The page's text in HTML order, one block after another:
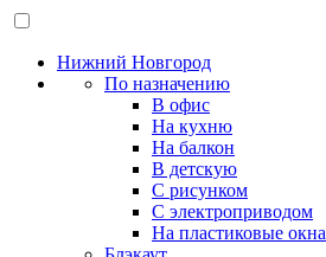
Нижний Новгород
По назначению
В офис
На кухню
На балкон
В детскую
С рисунком
С электроприводом
На пластиковые окна